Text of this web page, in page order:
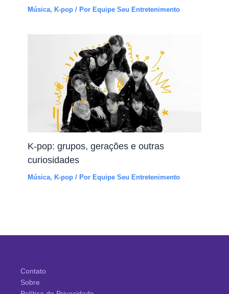
Música,K-pop / PorEquipe Seu Entretenimento
K-pop: grupos, gerações e outras
curiosidades
Música, K-pop / Por Equipe Seu Entretenimento
Contato
Sobre